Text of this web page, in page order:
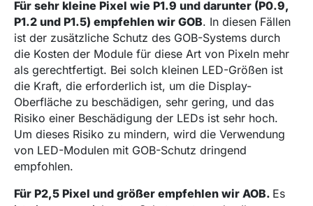
Für sehr kleine Pixel wie P1.9 und darunter (P0.9,
P1.2 und P1.5) empfehlen wir GOB. In diesen Fällen
ist der zusätzliche Schutz des GOB-Systems durch
die Kosten der Module für diese Art von Pixeln mehr
als gerechtfertigt. Bei solch kleinen LED-Größen ist
die Kraft, die erforderlich ist, um die Display-
Oberfläche zu beschädigen, sehr gering, und das
Risiko einer Beschädigung der LEDs ist sehr hoch.
Um dieses Risiko zu mindern, wird die Verwendung
von LED-Modulen mit GOB-Schutz dringend
empfohlen.
Für P2,5 Pixel und größer empfehlen wir AOB. Es